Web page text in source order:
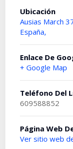
Ubicación
Ausias March
España,
Enlace De
+ Google Map
Teléfono Del
609588852
Página Web
Ver sitio web